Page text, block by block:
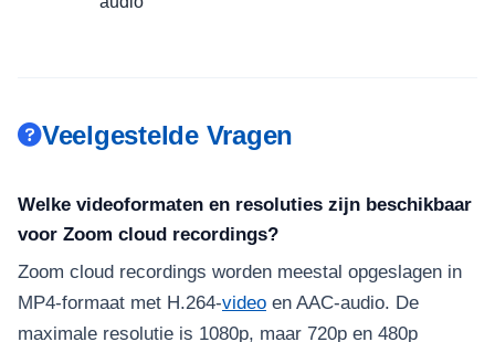
Veelgestelde Vragen
Welke videoformaten en resoluties zijn beschikbaar
voor Zoom cloud recordings?
Zoom cloud recordings worden meestal opgeslagen in
MP4-formaat met H.264-video en AAC-audio. De
maximale resolutie is 1080p, maar 720p en 480p